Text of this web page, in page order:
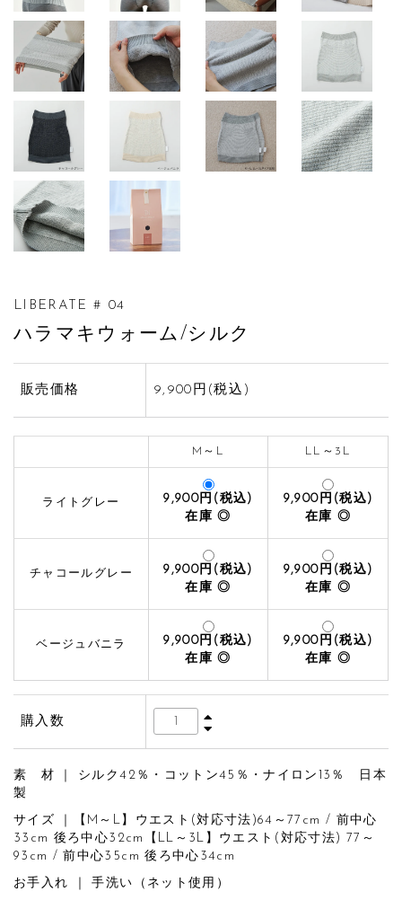
LIBERATE # 04
ハラマキウォーム/シルク
販売価格 9,900円(税込)
M～L LL～3L
ライトグレー
9,900円(税込)
◎
9,900円(税込)
◎
チャコールグレー
9,900円(税込)
◎
9,900円(税込)
◎
ベージュバニラ
9,900円(税込)
◎
9,900円(税込)
◎
購入数
素 材 ｜ シルク42％・コットン45％・ナイロン13％ 日本
製
サイズ ｜【M～L】ウエスト(対応寸法)64～77cm / 前中心
33cm 後ろ中心32cm【LL～3L】ウエスト(対応寸法) 77～
93cm / 前中心35cm 後ろ中心34cm
お手入れ ｜ 手洗い（ネット使用）